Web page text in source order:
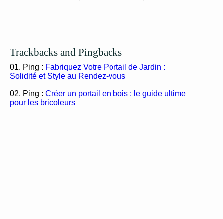
Trackbacks and Pingbacks
Ping : Fabriquez Votre Portail de Jardin :
Solidité et Style au Rendez-vous
Ping : Créer un portail en bois : le guide ultime
pour les bricoleurs